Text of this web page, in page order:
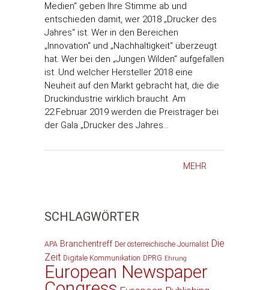
Medien“ geben Ihre Stimme ab und
entschieden damit, wer 2018 „Drucker des
Jahres“ ist. Wer in den Bereichen
„Innovation“ und „Nachhaltigkeit“ überzeugt
hat. Wer bei den „Jungen Wilden“ aufgefallen
ist. Und welcher Hersteller 2018 eine
Neuheit auf den Markt gebracht hat, die die
Druckindustrie wirklich braucht. Am
22.Februar 2019 werden die Preisträger bei
der Gala „Drucker des Jahres…
MEHR
SCHLAGWÖRTER
APA Branchentreff Der österreichische Journalist Die
Zeit Digitale Kommunikation DPRG Ehrung
European Newspaper